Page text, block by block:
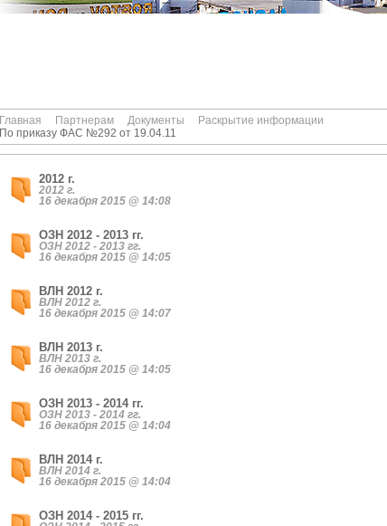
Главная Партнерам Документы
Раскрытие информации
По приказу ФАС №292 от 19.04.11
2012 г.
2012 г.
16 декабря 2015 @ 14:08
ОЗН 2012 - 2013 гг.
ОЗН 2012 - 2013 гг.
16 декабря 2015 @ 14:05
ВЛН 2012 г.
ВЛН 2012 г.
16 декабря 2015 @ 14:07
ВЛН 2013 г.
ВЛН 2013 г.
16 декабря 2015 @ 14:05
ОЗН 2013 - 2014 гг.
ОЗН 2013 - 2014 гг.
16 декабря 2015 @ 14:04
ВЛН 2014 г.
ВЛН 2014 г.
16 декабря 2015 @ 14:04
ОЗН 2014 - 2015 гг.